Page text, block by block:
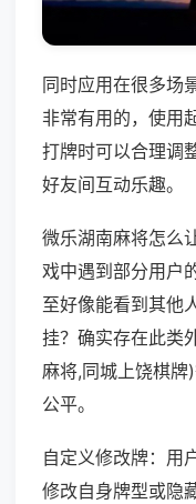
同时应用在很多场
非常有用的，使用
打牌时可以合理调
好友间互动乐趣。
微乐湖南麻将怎么
戏中遇到部分用户
至好像能看到其他
挂？确实存在此类
麻将,同城上饶棋牌
公平。
自定义修改牌：用
修改自身牌型或隐